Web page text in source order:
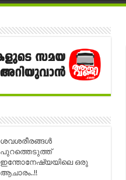
ശവശരീരങ്ങള്‍
പുറത്തെടുത്ത്
ഇന്തോനേഷ്യയിലെ ഒരു
ആചാരം..!!